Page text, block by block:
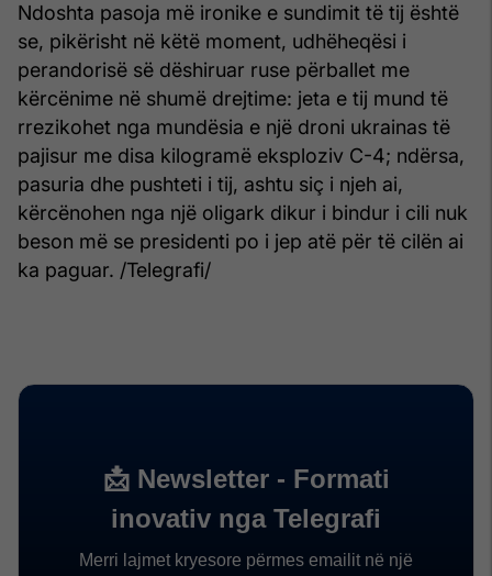
Ndoshta pasoja më ironike e sundimit të tij është
se, pikërisht në këtë moment, udhëheqësi i
perandorisë së dëshiruar ruse përballet me
kërcënime në shumë drejtime: jeta e tij mund të
rrezikohet nga mundësia e një droni ukrainas të
pajisur me disa kilogramë eksploziv C-4; ndërsa,
pasuria dhe pushteti i tij, ashtu siç i njeh ai,
kërcënohen nga një oligark dikur i bindur i cili nuk
beson më se presidenti po i jep atë për të cilën ai
ka paguar. /Telegrafi/